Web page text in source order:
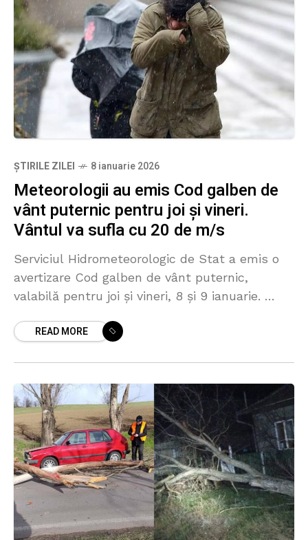
ȘTIRILE ZILEI 8 ianuarie 2026
Meteorologii au emis Cod galben de
vânt puternic pentru joi și vineri.
Vântul va sufla cu 20 de m/s
Serviciul Hidrometeorologic de Stat a emis o
avertizare Cod galben de vânt puternic,
valabilă pentru joi și vineri, 8 și 9 ianuarie.
din
READ MORE